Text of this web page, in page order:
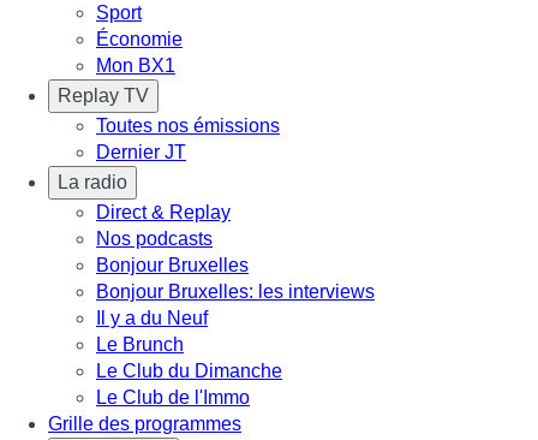
Sport
Économie
Mon BX1
Replay TV
Toutes nos émissions
Dernier JT
La radio
Direct & Replay
Nos podcasts
Bonjour Bruxelles
Bonjour Bruxelles: les interviews
Il y a du Neuf
Le Brunch
Le Club du Dimanche
Le Club de l'Immo
Grille des programmes